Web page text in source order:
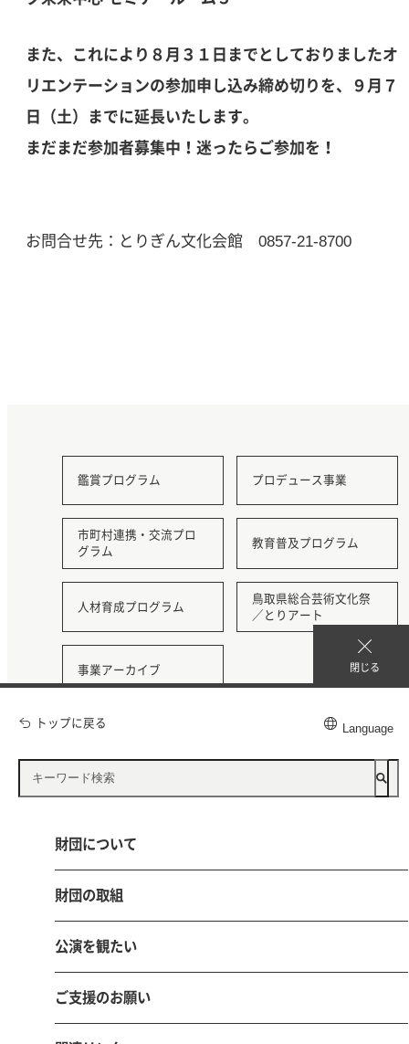
閉じる
トップに戻る Language
財団について
財団の取組
公演を観たい
ご支援のお願い
また、これにより８月３１日までとしておりましたオ
リエンテーションの参加申し込み締め切りを、９月７
日（土）までに延長いたします。
まだまだ参加者募集中！迷ったらご参加を！
お問合せ先：とりぎん文化会館 0857-21-8700
鑑賞プログラム プロデュース事業
市町村連携・交流プロ
グラム
教育普及プログラム
人材育成プログラム
鳥取県総合芸術文化祭
／とりアート
事業アーカイブ
とりぎん文化会館（鳥取県立県民文化会館）内